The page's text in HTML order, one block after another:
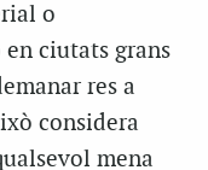
o
ciutats grans
res a
considera
mena